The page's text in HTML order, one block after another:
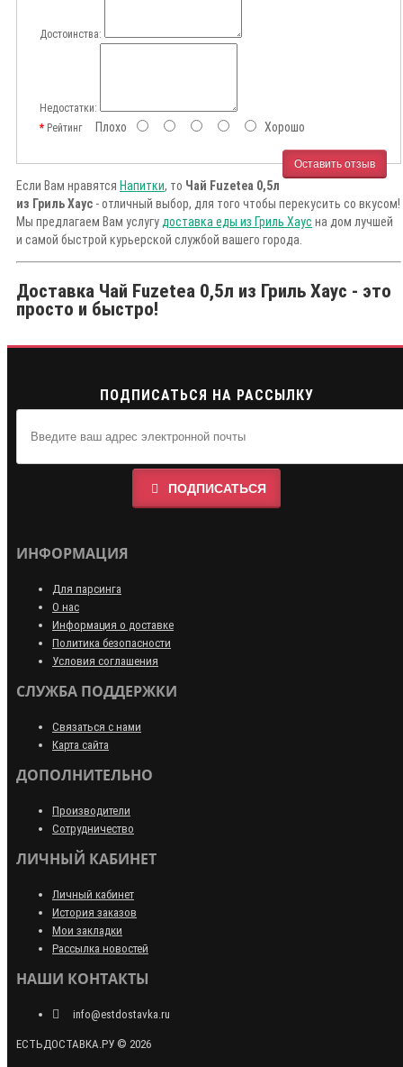
Достоинства:
Недостатки:
РейтингПлохо Хорошо
Оставить отзыв
Если Вам нравятся Напитки, то Чай Fuzetea 0,5л
из Гриль Хаус - отличный выбор, для того чтобы перекусить со вкусом!
Мы предлагаем Вам услугу доставка еды из Гриль Хаус на дом лучшей
и самой быстрой курьерской службой вашего города.
Доставка Чай Fuzetea 0,5л из Гриль Хаус - это
просто и быстро!
ПОДПИСАТЬСЯ НА РАССЫЛКУ
ПОДПИСАТЬСЯ
ИНФОРМАЦИЯ
Для парсинга
О нас
Информация о доставке
Политика безопасности
Условия соглашения
СЛУЖБА ПОДДЕРЖКИ
Связаться с нами
Карта сайта
ДОПОЛНИТЕЛЬНО
Производители
Сотрудничество
ЛИЧНЫЙ КАБИНЕТ
Личный кабинет
История заказов
Мои закладки
Рассылка новостей
НАШИ КОНТАКТЫ
info@estdostavka.ru
ЕСТЬДОСТАВКА.РУ © 2026